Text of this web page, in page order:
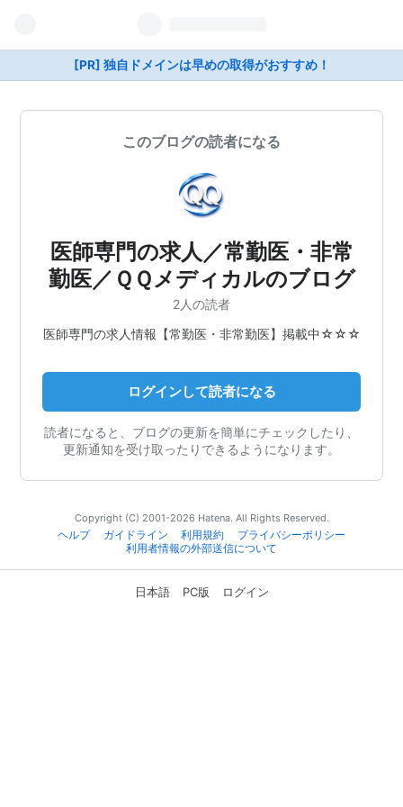
[PR] 独自ドメインは早めの取得がおすすめ！
このブログの読者になる
医師専門の求人／常勤医・非常
勤医／ＱＱメディカルのブログ
2人の読者
医師専門の求人情報【常勤医・非常勤医】掲載中☆☆☆
ログインして読者になる
読者になると、ブログの更新を簡単にチェックしたり、
更新通知を受け取ったりできるようになります。
Copyright (C) 2001-2026 Hatena. All Rights Reserved.
ヘルプ
ガイドライン 利用規約
プライバシーポリシー
利用者情報の外部送信について
日本語 PC版 ログイン